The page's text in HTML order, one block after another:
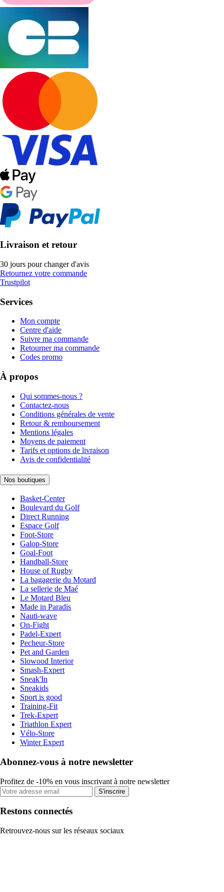
Livraison et retour
30 jours pour changer d'avis
Retournez votre commande
Trustpilot
Services
Mon compte
Centre d'aide
Suivre ma commande
Retourner ma commande
Codes promo
À propos
Qui sommes-nous ?
Contactez-nous
Conditions générales de vente
Retour & remboursement
Mentions légales
Moyens de paiement
Tarifs et options de livraison
Avis de confidentialité
Nos boutiques
Basket-Center
Boulevard du Golf
Direct Running
Espace Golf
Foot-Store
Galop-Store
Goal-Foot
Handball-Store
House of Rugby
La bagagerie du Motard
La sellerie de Maé
Le Motard Bleu
Made in Paradis
Nauti-wave
On-Fight
Padel-Expert
Pecheur-Store
Pet and Garden
Slowood Interior
Smash-Expert
Sneak'In
Sneakids
Sport is good
Training-Fit
Trek-Expert
Triathlon Expert
Vélo-Store
Winter Expert
Abonnez-vous à notre newsletter
Profitez de -10% en vous inscrivant à notre newsletter
S'inscrire
Restons connectés
Retrouvez-nous sur les réseaux sociaux